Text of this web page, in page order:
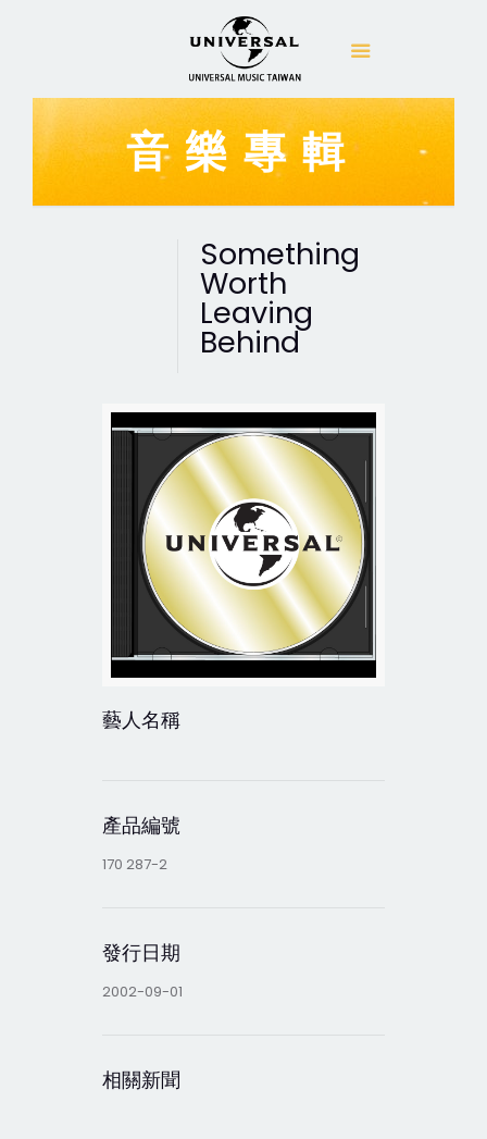
音樂專輯
Something
Worth
Leaving
Behind
藝人名稱
產品編號
170 287-2
發行日期
2002-09-01
相關新聞